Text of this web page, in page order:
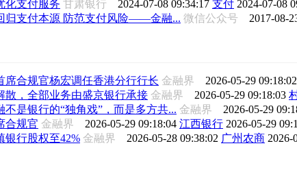
化支付服务 甘肃银行 2024-07-08 09:34:17 支付 2024-07-08
归支付本源 防范支付风险——金融... 微信公众号 2017-08-
合规官杨宏调任香港分行行长 金融界 2026-05-29 09:18:02
散，全部业务由盛京银行承接 金融界 2026-05-29 09:18:03
是银行的“独角戏”，而是多方共... 金融界 2026-05-29
合规官 金融界 2026-05-29 09:18:04 江西银行 2026-05-29
银行股权至42% 金融界 2026-05-28 09:38:02 广州农商 2026-